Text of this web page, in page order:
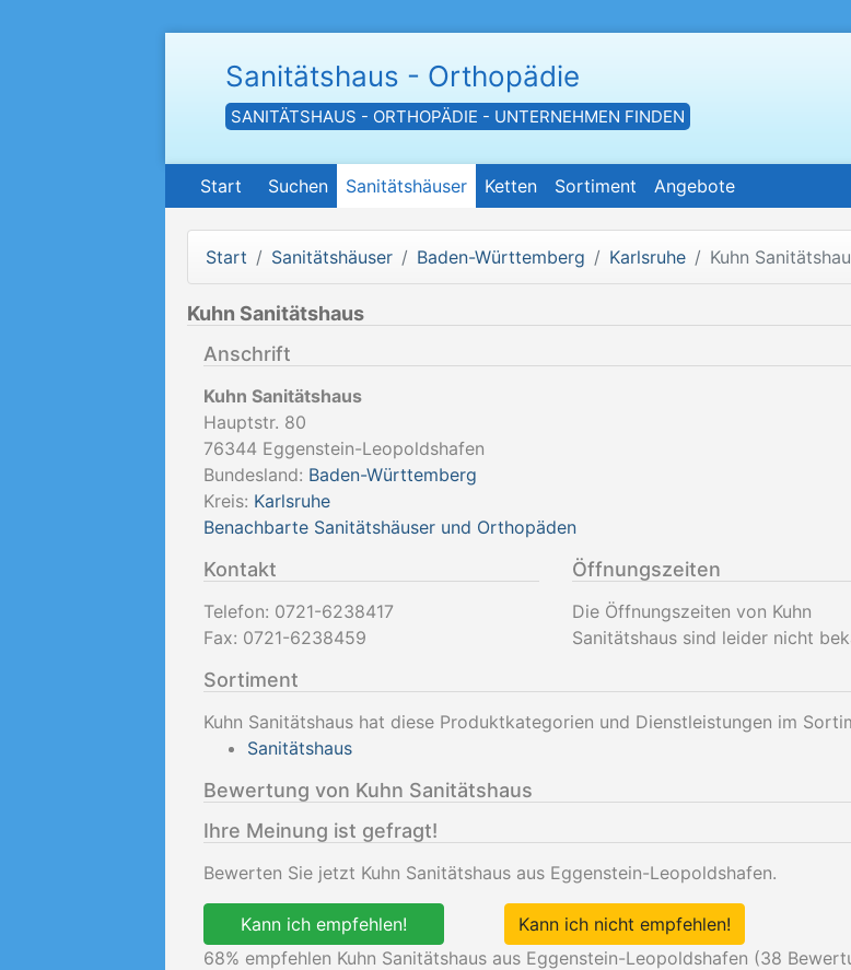
Sanitätshaus - Orthopädie
SANITÄTSHAUS - ORTHOPÄDIE - UNTERNEHMEN FINDEN
Start Suchen Sanitätshäuser Ketten Sortiment Angebote
Start Sanitätshäuser Baden-Württemberg Karlsruhe Kuhn
Kuhn Sanitätshaus
Anschrift
Kuhn Sanitätshaus
Hauptstr. 80
76344 Eggenstein-Leopoldshafen
Bundesland: Baden-Württemberg
Kreis: Karlsruhe
Benachbarte Sanitätshäuser und Orthopäden
Kontakt
Telefon: 0721-6238417
Fax: 0721-6238459
Öffnungszeiten
Die Öffnungszeiten von Kuhn
Sanitätshaus sind leider nicht
Sortiment
Kuhn Sanitätshaus hat diese Produktkategorien und Dienstleistungen im
Sanitätshaus
Bewertung von Kuhn Sanitätshaus
Ihre Meinung ist gefragt!
Bewerten Sie jetzt Kuhn Sanitätshaus aus Eggenstein-Leopoldshafen.
Kann ich empfehlen!
Kann ich nicht empfehlen!
68% empfehlen Kuhn Sanitätshaus aus Eggenstein-Leopoldshafen (38